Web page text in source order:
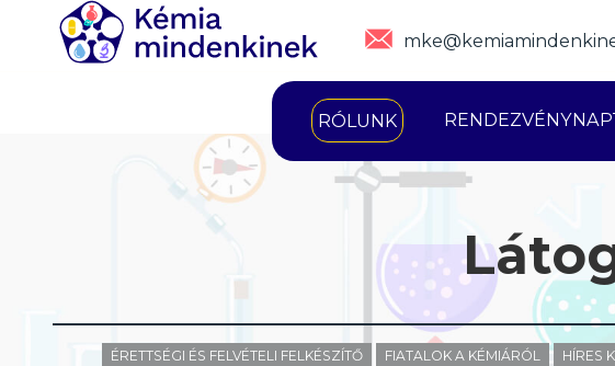
RÓLUNK
ÉRETTSÉGI ÉS FELVÉTELI FELKÉSZÍTŐ FIATALOK A KÉMIÁRÓL HÍRES